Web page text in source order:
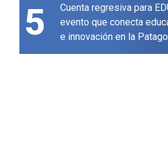
5
Cuenta regresiva para
evento que conecta
e innovación en la